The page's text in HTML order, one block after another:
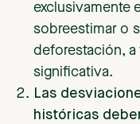
exclusivamente
sobreestimar o
deforestación,
significativa.
Las
históricas